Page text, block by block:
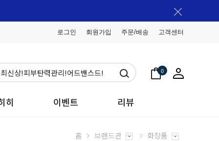
로그인 회원가입 주문/배송 고객센터
0
히 이벤트 리뷰
홈 브랜드관 화장품